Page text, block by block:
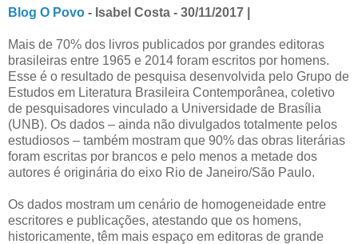
Blog O Povo - Isabel Costa - 30/11/2017 |
Mais de 70% dos livros publicados por grandes editoras
brasileiras entre 1965 e 2014 foram escritos por homens.
Esse é o resultado de pesquisa desenvolvida pelo Grupo de
Estudos em Literatura Brasileira Contemporânea, coletivo
de pesquisadores vinculado a Universidade de Brasília
(UNB). Os dados – ainda não divulgados totalmente pelos
estudiosos – também mostram que 90% das obras literárias
foram escritas por brancos e pelo menos a metade dos
autores é originária do eixo Rio de Janeiro/São Paulo.
Os dados mostram um cenário de homogeneidade entre
escritores e publicações, atestando que os homens,
historicamente, têm mais espaço em editoras de grande